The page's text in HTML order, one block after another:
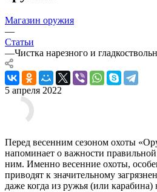
Магазин оружия
—
Статьи
—Чистка нарезного и
5 апреля 2022
Перед весенним сезоном охоты
напоминает о важности
ним. Именно весенние охоты,
приводят к значительному
даже когда из ружья (или